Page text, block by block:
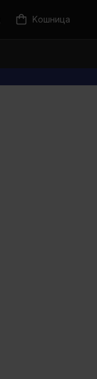
Kошница